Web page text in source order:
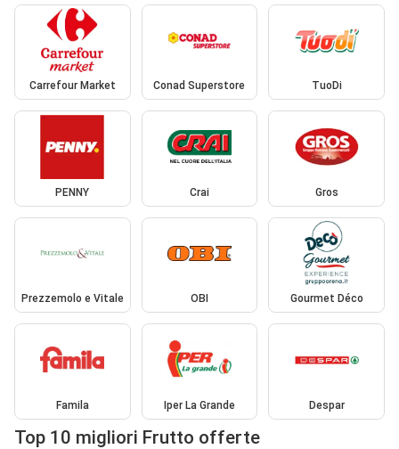
Carrefour Market Conad Superstore TuoDi
PENNY Crai Gros
Prezzemolo e Vitale OBI Gourmet Déco
Famila Iper La Grande Despar
Top 10 migliori Frutto offerte